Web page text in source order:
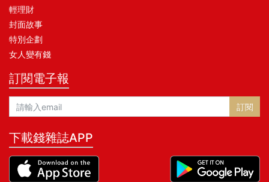
輕理財
封面故事
特別企劃
女人變有錢
訂閱電子報
訂閱
下載錢雜誌APP